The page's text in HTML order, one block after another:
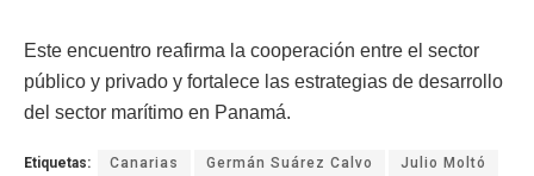
Este encuentro reafirma la cooperación entre el sector
público y privado y fortalece las estrategias de desarrollo
del sector marítimo en Panamá.
Etiquetas: Canarias Germán Suárez Calvo Julio Moltó